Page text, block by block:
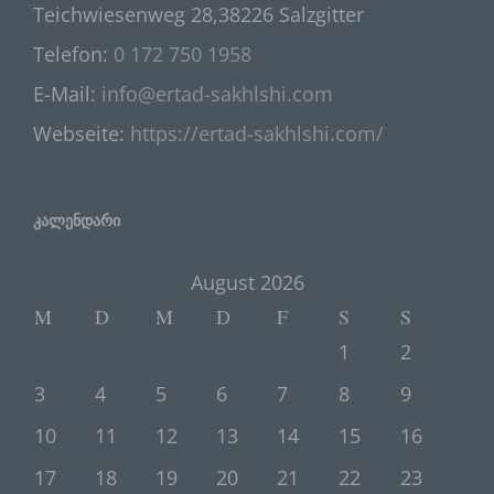
Teichwiesenweg 28,38226 Salzgitter
Telefon: 0 172 750 1958
E-Mail: info@ertad-sakhlshi.com
Webseite: https://ertad-sakhlshi.com/
კალენდარი
August 2026
M
D M D F S
S
1
2
3
4 5 6 7 8
9
10
11 12 13 14 15
16
17
18 19 20 21 22
23
Verarbeitung ist jeder mit oder ohne
Hilfe automatisierter Verfahren
ausgeführte Vorgang oder jede solche
Vorgangsreihe im Zusammenhang mit
personenbezogenen Daten wie das
Speicherung, die Anpassung oder
Offenlegung durch Übermittlung,
Verbreitung oder eine andere Form der
Verknüpfung, die Einschränkung, das
Löschen oder die Vernichtung.